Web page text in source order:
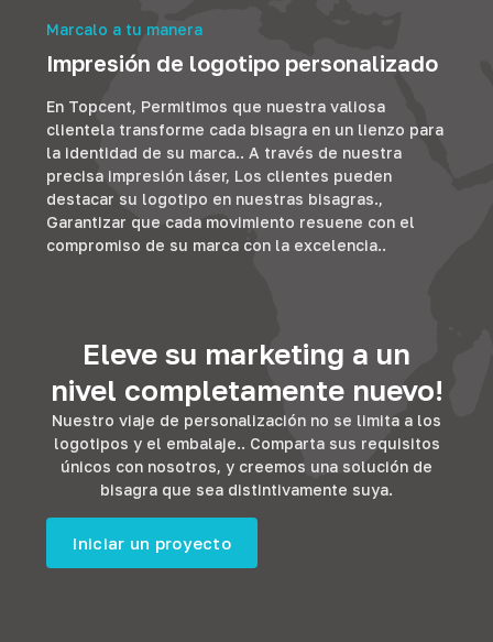
Marcalo a tu manera
Impresión de logotipo personalizado
En Topcent, Permitimos que nuestra valiosa
clientela transforme cada bisagra en un lienzo para
la identidad de su marca.. A través de nuestra
precisa impresión láser, Los clientes pueden
destacar su logotipo en nuestras bisagras.,
Garantizar que cada movimiento resuene con el
compromiso de su marca con la excelencia..
Eleve su marketing a un
nivel completamente nuevo!
Nuestro viaje de personalización no se limita a los
logotipos y el embalaje.. Comparta sus requisitos
únicos con nosotros, y creemos una solución de
bisagra que sea distintivamente suya.
Iniciar un proyecto